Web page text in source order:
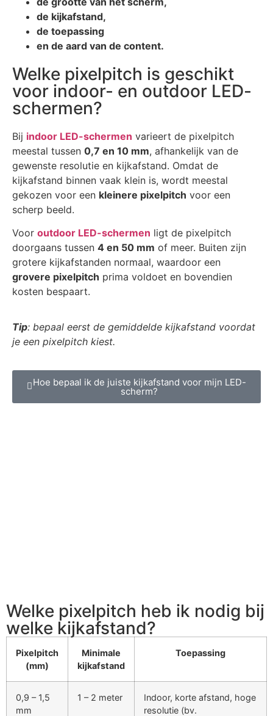
de kijkafstand,
de toepassing
en de aard van de content.
Welke pixelpitch is geschikt
voor indoor- en outdoor LED-
schermen?
Bij indoor LED-schermen varieert de pixelpitch
meestal tussen 0,7 en 10 mm, afhankelijk van de
gewenste resolutie en kijkafstand. Omdat de
kijkafstand binnen vaak klein is, wordt meestal
gekozen voor een kleinere pixelpitch voor een
scherp beeld.
Voor outdoor LED-schermen ligt de pixelpitch
doorgaans tussen 4 en 50 mm of meer. Buiten zijn
grotere kijkafstanden normaal, waardoor een
grovere pixelpitch prima voldoet en bovendien
kosten bespaart.
Tip: bepaal eerst de gemiddelde kijkafstand voordat
je een pixelpitch kiest.
Hoe bepaal ik de juiste kijkafstand voor mijn LED-
scherm?
Welke pixelpitch heb ik nodig bij
welke kijkafstand?
Pixelpitch
(mm)
Minimale
kijkafstand
Toepassing
0,9 – 1,5
mm
1 – 2 meter
Indoor, korte afstand, hoge
resolutie (bv.